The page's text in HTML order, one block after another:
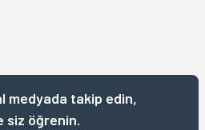
medyada takip edin,
siz öğrenin.